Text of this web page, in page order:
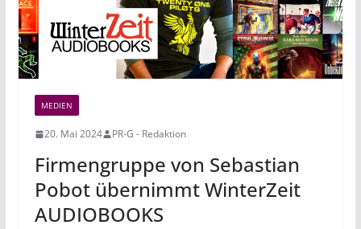
MEDIEN
20. Mai 2024 PR-G - Redaktion
Firmengruppe von Sebastian
Pobot übernimmt WinterZeit
AUDIOBOOKS